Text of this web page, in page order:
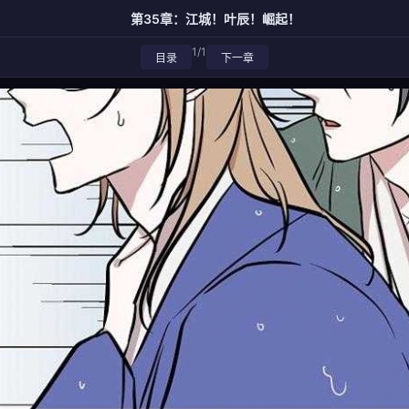
第35章：江城！叶辰！崛起！
目录 1/1 下一章